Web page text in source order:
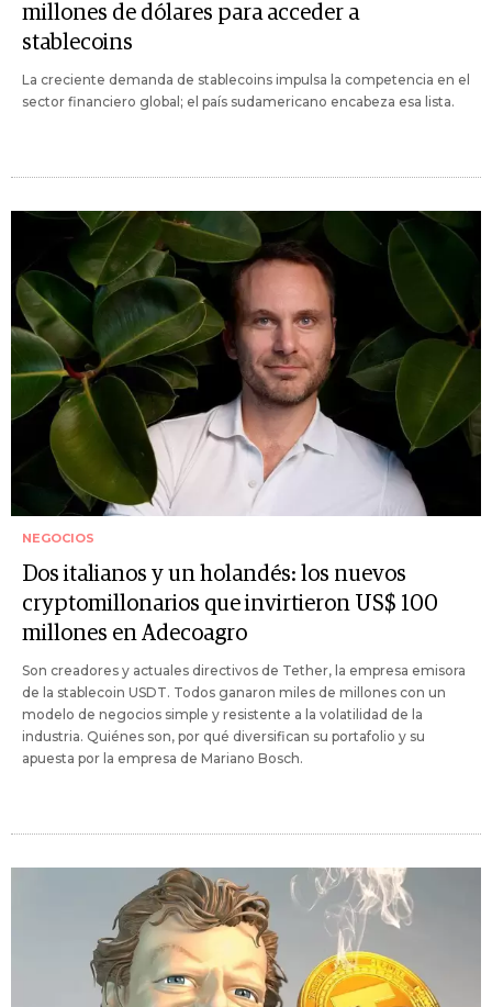
millones de dólares para acceder a
stablecoins
La creciente demanda de stablecoins impulsa la competencia en el
sector financiero global; el país sudamericano encabeza esa lista.
NEGOCIOS
Dos italianos y un holandés: los nuevos
cryptomillonarios que invirtieron US$ 100
millones en Adecoagro
Son creadores y actuales directivos de Tether, la empresa emisora
de la stablecoin USDT. Todos ganaron miles de millones con un
modelo de negocios simple y resistente a la volatilidad de la
industria. Quiénes son, por qué diversifican su portafolio y su
apuesta por la empresa de Mariano Bosch.